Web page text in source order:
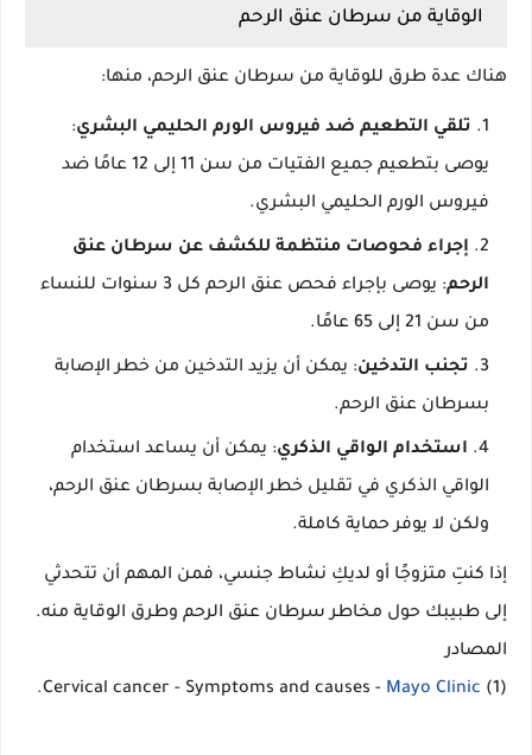
الوقاية من سرطان عنق الرحم
هناك عدة طرق للوقاية من سرطان عنق الرحم، منها:
تلقي التطعيم ضد فيروس الورم الحليمي البشري:
يوصى بتطعيم جميع الفتيات من سن 11 إلى 12 عامًا ضد
فيروس الورم الحليمي البشري.
إجراء فحوصات منتظمة للكشف عن سرطان عنق
الرحم
: يوصى بإجراء فحص عنق الرحم كل 3 سنوات للنساء
من سن 21 إلى 65 عامًا.
تجنب التدخين: يمكن أن يزيد التدخين من خطر الإصابة
بسرطان عنق الرحم.
استخدام الواقي الذكري: يمكن أن يساعد استخدام
الواقي الذكري في تقليل خطر الإصابة بسرطان عنق الرحم،
ولكن لا يوفر حماية كاملة.
إذا كنتِ متزوجًا أو لديكِ نشاط جنسي، فمن المهم أن تتحدثي
إلى طبيبك حول مخاطر سرطان عنق الرحم وطرق الوقاية منه.
المصادر
(1) Cervical cancer - Symptoms and causes -
Mayo Clinic.